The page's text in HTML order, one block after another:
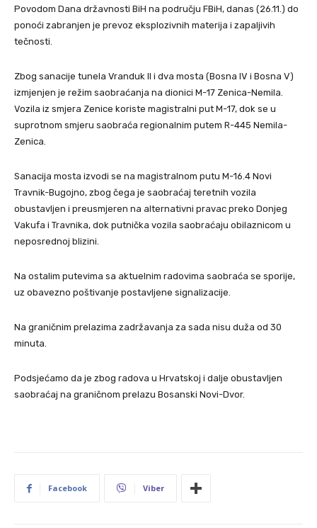
Povodom Dana državnosti BiH na području FBiH, danas (26.11.) do
ponoći zabranjen je prevoz eksplozivnih materija i zapaljivih
tečnosti.
Zbog sanacije tunela Vranduk II i dva mosta (Bosna IV i Bosna V)
izmjenjen je režim saobraćanja na dionici M-17 Zenica-Nemila.
Vozila iz smjera Zenice koriste magistralni put M-17, dok se u
suprotnom smjeru saobraća regionalnim putem R-445 Nemila-
Zenica.
Sanacija mosta izvodi se na magistralnom putu M-16.4 Novi
Travnik-Bugojno, zbog čega je saobraćaj teretnih vozila
obustavljen i preusmjeren na alternativni pravac preko Donjeg
Vakufa i Travnika, dok putnička vozila saobraćaju obilaznicom u
neposrednoj blizini.
Na ostalim putevima sa aktuelnim radovima saobraća se sporije,
uz obavezno poštivanje postavljene signalizacije.
Na graničnim prelazima zadržavanja za sada nisu duža od 30
minuta.
Podsjećamo da je zbog radova u Hrvatskoj i dalje obustavljen
saobraćaj na graničnom prelazu Bosanski Novi-Dvor.
Facebook Viber